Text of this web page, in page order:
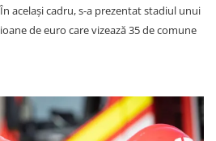
același cadru, s-a prezentat stadiul unui
de euro care vizează 35 de comune